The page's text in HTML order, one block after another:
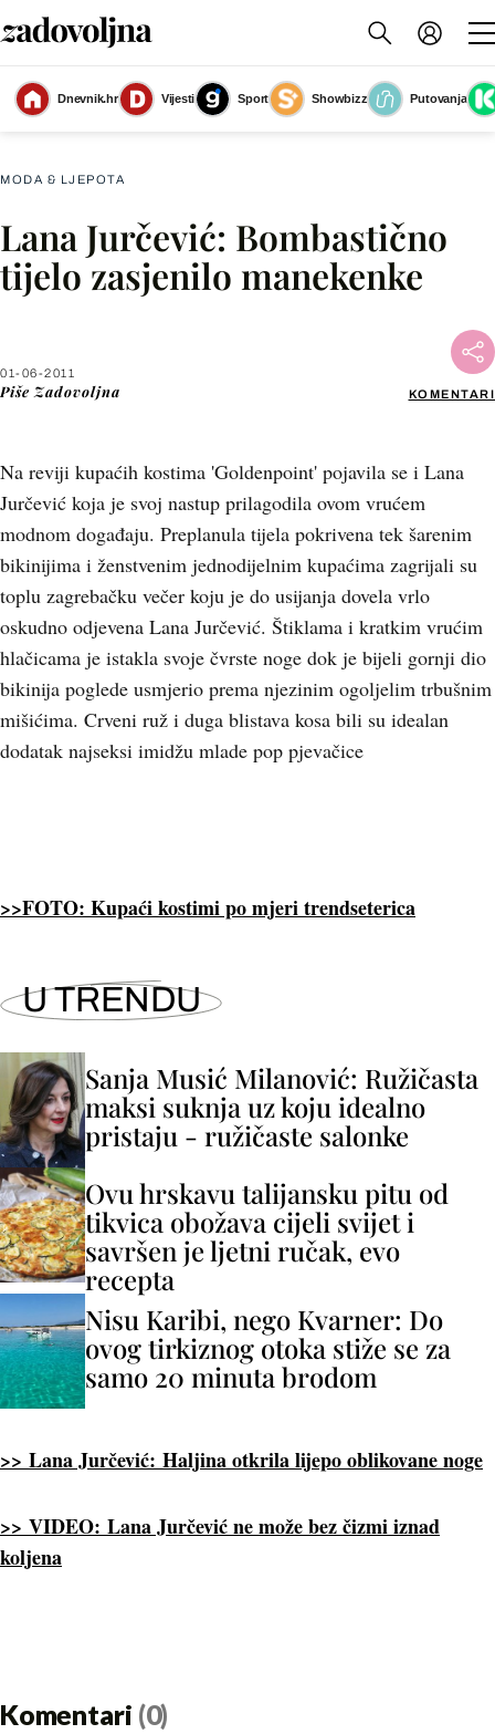
Dnevnik.hr Vijesti Sport Showbizz
Putovanja
Slika nije dostupna
MODA & LJEPOTA
Lana Jurčević: Bombastično
tijelo zasjenilo manekenke
01-06-2011
Piše Zadovoljna KOMENTARI
Na reviji kupaćih kostima 'Goldenpoint' pojavila se i Lana
Jurčević koja je svoj nastup prilagodila ovom vrućem
modnom događaju. Preplanula tijela pokrivena tek šarenim
bikinijima i ženstvenim jednodijelnim kupaćima zagrijali su
toplu zagrebačku večer koju je do usijanja dovela vrlo
oskudno odjevena Lana Jurčević. Štiklama i kratkim vrućim
hlačicama je istakla svoje čvrste noge dok je bijeli gornji dio
bikinija poglede usmjerio prema njezinim ogoljelim trbušnim
mišićima. Crveni ruž i duga blistava kosa bili su idealan
dodatak najseksi imidžu mlade pop pjevačice
Facebook
>>FOTO: Kupaći kostimi po mjeri trendseterica
U TRENDU
Sanja Musić Milanović: Ružičasta
maksi suknja uz koju idealno
pristaju - ružičaste salonke
Ovu hrskavu talijansku pitu od
tikvica obožava cijeli svijet i
savršen je ljetni ručak, evo
recepta
Nisu Karibi, nego Kvarner: Do
ovog tirkiznog otoka stiže se za
samo 20 minuta brodom
>> Lana Jurčević: Haljina otkrila lijepo oblikovane noge
>> VIDEO: Lana Jurčević ne može bez čizmi iznad
koljena
Komentari (0)